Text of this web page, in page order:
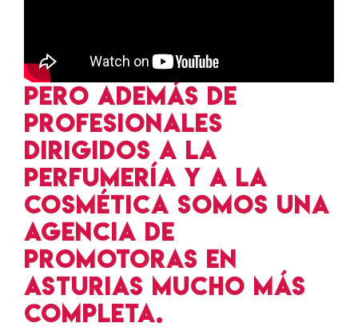
Pero además de
profesionales
dirigidos a la
perfumería y a la
cosmética somos una
agencia de
promotoras en
Asturias mucho más
completa.